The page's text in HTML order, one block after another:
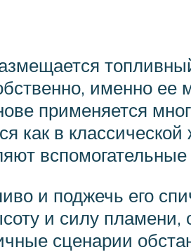
именно ее
применяется
как в
и поджечь его
и силу пламени,
сценарии